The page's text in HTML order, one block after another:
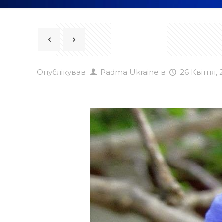
Опублікував Padma Ukraine в 26 Квітня,